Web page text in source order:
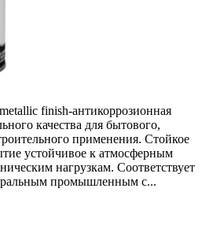
finish-антикоррозионная
качества для бытового,
применения. Стойкое
устойчивое к атмосферным
нагрузкам. Соответствует
промышленным с...